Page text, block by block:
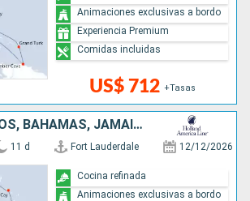
US$ 712 +Tasas
Animaciones exclusivas a bordo
Experiencia Premium
Comidas incluidas
ESTADOS UNIDOS, BAHAMAS, JAMAICA, ISLAS CAIMÁN, HONDURAS, BELICE, MÉXICO
11 d Fort Lauderdale 12/12/2026
Cocina refinada
Animaciones exclusivas a bordo